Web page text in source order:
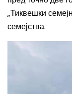
„Тиквешки
семејства.